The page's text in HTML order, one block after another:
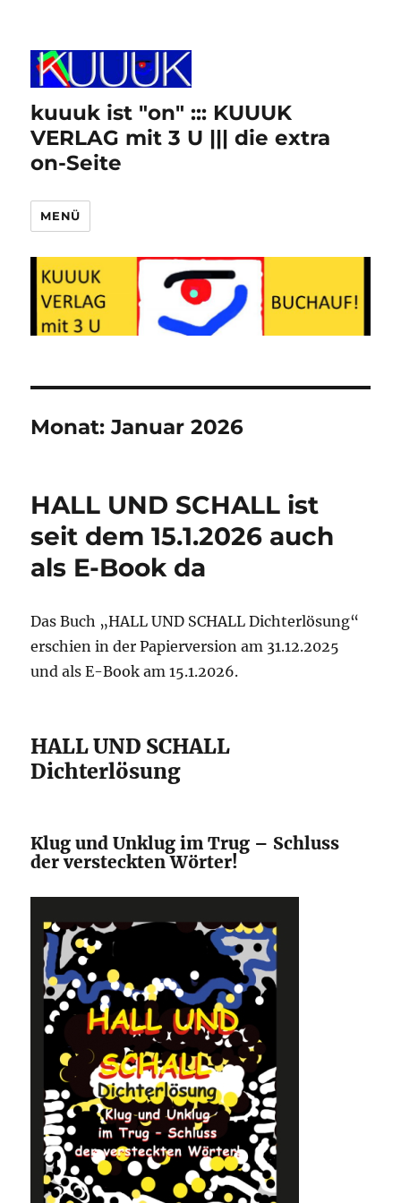
kuuuk ist "on" ::: KUUUK
VERLAG mit 3 U ||| die extra
on-Seite
MENÜ
Monat:Januar 2026
HALL UND SCHALL ist
seit dem 15.1.2026 auch
als E-Book da
Das Buch „HALL UND SCHALL Dichterlösung“
erschien in der Papierversion am 31.12.2025
und als E-Book am 15.1.2026.
HALL UND SCHALL
Dichterlösung
Klug und Unklug im Trug – Schluss
der versteckten Wörter!